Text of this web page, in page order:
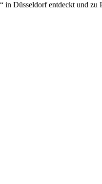
Düsseldorf entdeckt und zu